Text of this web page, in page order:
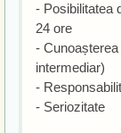
- Posibilitatea
24 ore
-
intermediar)
-
- Seriozitate